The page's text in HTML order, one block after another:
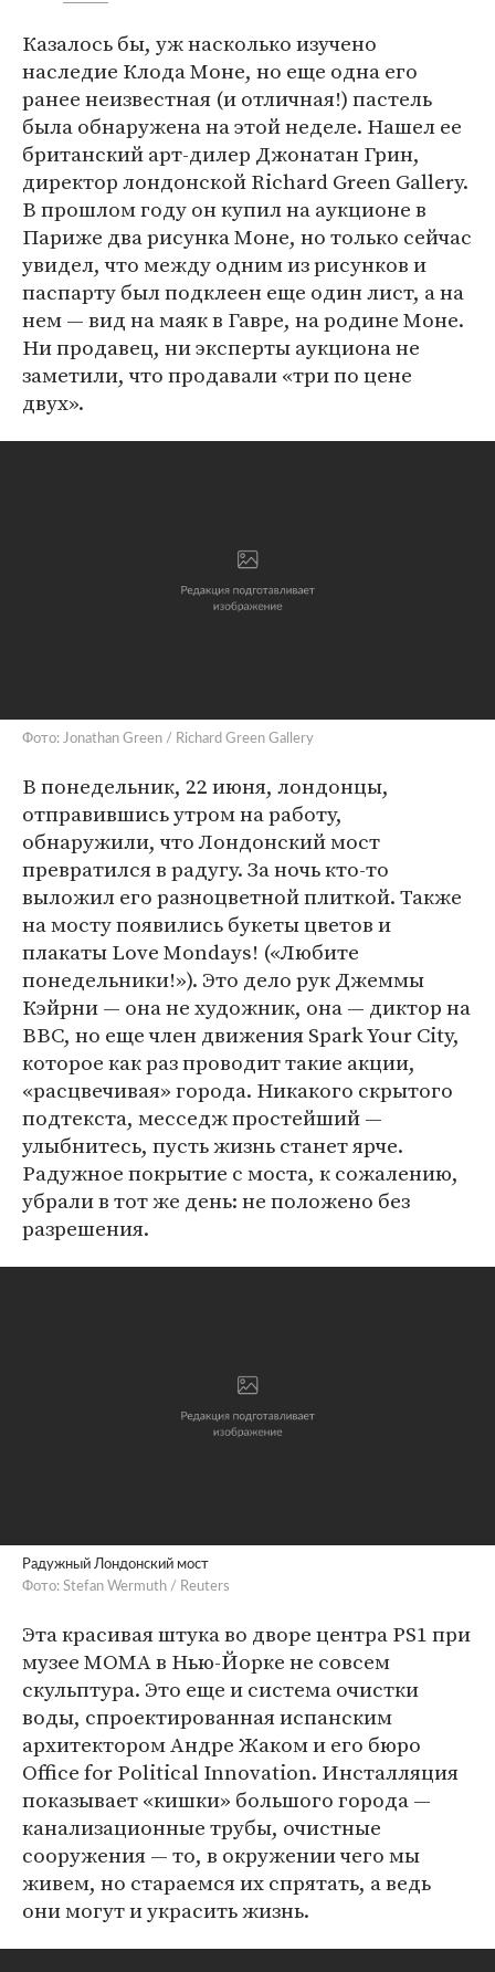
Казалось бы, уж насколько изучено
наследие Клода Моне, но еще одна его
ранее неизвестная (и отличная!) пастель
была обнаружена на этой неделе. Нашел ее
британский арт-дилер Джонатан Грин,
директор лондонской Richard Green Gallery.
В прошлом году он купил на аукционе в
Париже два рисунка Моне, но только сейчас
увидел, что между одним из рисунков и
паспарту был подклеен еще один лист, а на
нем — вид на маяк в Гавре, на родине Моне.
Ни продавец, ни эксперты аукциона не
заметили, что продавали «три по цене
двух».
Фото: Jonathan Green / Richard Green Gallery
В понедельник, 22 июня, лондонцы,
отправившись утром на работу,
обнаружили, что Лондонский мост
превратился в радугу. За ночь кто-то
выложил его разноцветной плиткой. Также
на мосту появились букеты цветов и
плакаты Love Mondays! («Любите
понедельники!»). Это дело рук Джеммы
Кэйрни — она не художник, она — диктор на
ВВС, но еще член движения Spark Your City,
которое как раз проводит такие акции,
«расцвечивая» города. Никакого скрытого
подтекста, месседж простейший —
улыбнитесь, пусть жизнь станет ярче.
Радужное покрытие с моста, к сожалению,
убрали в тот же день: не положено без
разрешения.
Радужный Лондонский мост
Фото: Stefan Wermuth / Reuters
Эта красивая штука во дворе центра PS1 при
музее MOMA в Нью-Йорке не совсем
скульптура. Это еще и система очистки
воды, спроектированная испанским
архитектором Андре Жаком и его бюро
Office for Political Innovation. Инсталляция
показывает «кишки» большого города —
канализационные трубы, очистные
сооружения — то, в окружении чего мы
живем, но стараемся их спрятать, а ведь
они могут и украсить жизнь.